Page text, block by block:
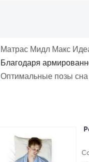
Матрас Мидл Макс
Благодаря
Оптимальные позы